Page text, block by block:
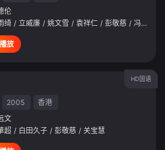
伦
绮 / 立威廉 / 姚文雪 / 袁祥仁 / 彭敬慈 / 冯勉恒
放
HD国语
2005
香港
文
超 / 白田久子 / 彭敬慈 / 关宝慧